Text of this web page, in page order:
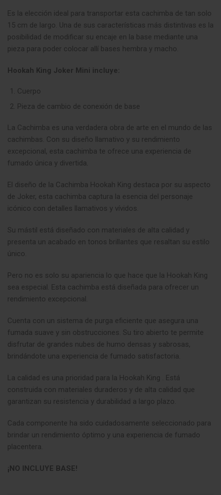
Es la elección ideal para transportar esta cachimba de tan solo
15 cm de largo. Una de sus características más distintivas es la
posibilidad de modificar su encaje en la base mediante una
pieza para poder colocar allí bases hembra y macho.
Hookah King Joker Mini incluye:
Cuerpo
Pieza de cambio de conexión de base
La Cachimba es una verdadera obra de arte en el mundo de las
cachimbas. Con su diseño llamativo y su rendimiento
excepcional, esta cachimba te ofrece una experiencia de
fumado única y divertida.
El diseño de la Cachimba Hookah King destaca por su aspecto
de Joker, esta cachimba captura la esencia del personaje
icónico con detalles llamativos y vívidos.
Su mástil está diseñado con materiales de alta calidad y
presenta un acabado en tonos brillantes que resaltan su estilo
único.
Pero no es solo su apariencia lo que hace que la Hookah King
sea especial. Esta cachimba está diseñada para ofrecer un
rendimiento excepcional.
Cuenta con un sistema de purga eficiente que asegura una
fumada suave y sin obstrucciones. Su tiro abierto te permite
disfrutar de grandes nubes de humo densas y sabrosas,
brindándote una experiencia de fumado satisfactoria.
La calidad es una prioridad para la Hookah King . Está
construida con materiales duraderos y de alta calidad que
garantizan su resistencia y durabilidad a largo plazo.
Cada componente ha sido cuidadosamente seleccionado para
brindar un rendimiento óptimo y una experiencia de fumado
placentera.
¡NO INCLUYE BASE!